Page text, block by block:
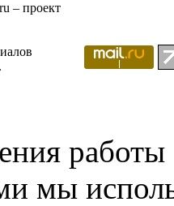
– проект
работы
мы